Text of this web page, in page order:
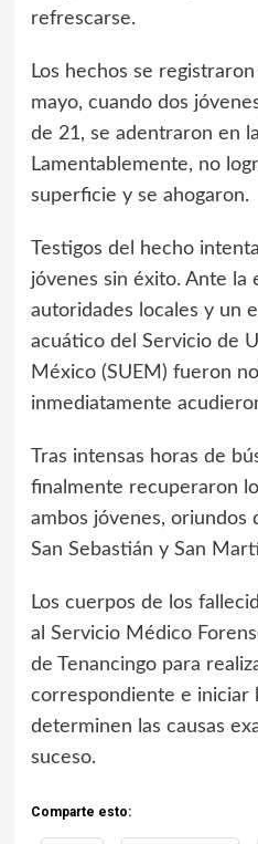
refrescarse.
Los hechos se
mayo, cuando dos
de 21, se adentraron en
Lamentablemente, no
superficie y se ahogaron.
Testigos del hecho
jóvenes sin éxito. Ante la
autoridades locales y un
acuático del Servicio de
México (SUEM) fueron
inmediatamente
Tras intensas horas de
finalmente recuperaron
ambos jóvenes, oriundos
San Sebastián y San
Los cuerpos de los
al Servicio Médico
de Tenancingo para
correspondiente e iniciar
determinen las causas
suceso.
Comparte esto: